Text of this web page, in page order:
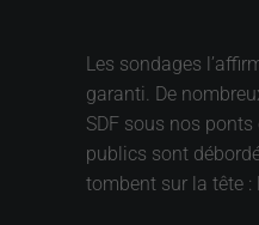
Les sondages
garanti. De
SDF sous nos
publics sont
tombent sur la tête